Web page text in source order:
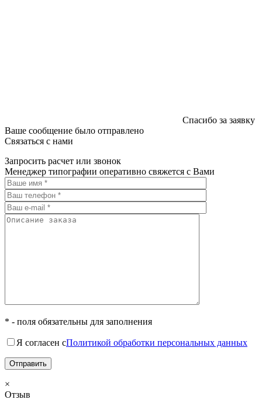
Спасибо за заявку
Ваше сообщение было отправлено
Связаться с нами
Запросить расчет или звонок
Менеджер типографии оперативно свяжется с Вами
* - поля обязательны для заполнения
Я согласен сПолитикой обработки персональных данных
×
Отзыв